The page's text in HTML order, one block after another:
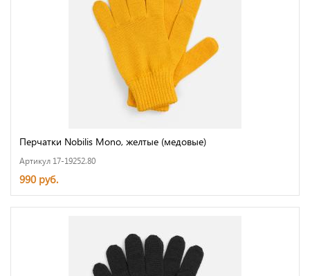
Перчатки Nobilis Mono, желтые (медовые)
Артикул 17-19252.80
990 руб.